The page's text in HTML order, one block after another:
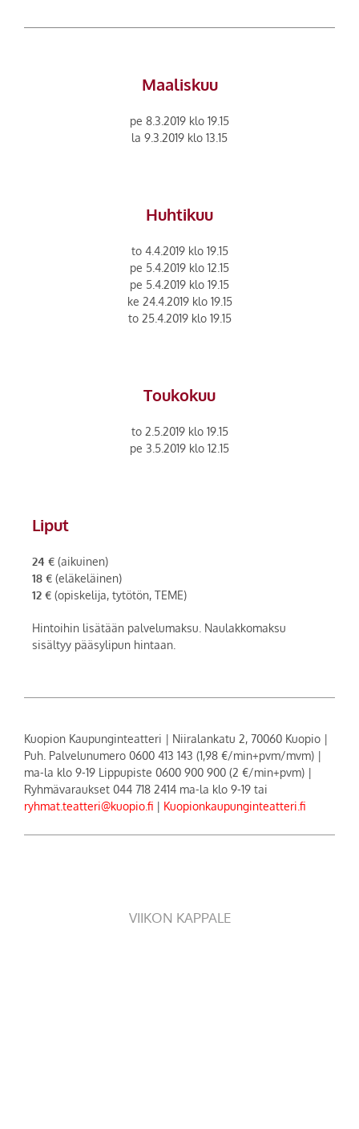
Maaliskuu
pe 8.3.2019 klo 19.15
la 9.3.2019 klo 13.15
Huhtikuu
to 4.4.2019 klo 19.15
pe 5.4.2019 klo 12.15
pe 5.4.2019 klo 19.15
ke 24.4.2019 klo 19.15
to 25.4.2019 klo 19.15
Toukokuu
to 2.5.2019 klo 19.15
pe 3.5.2019 klo 12.15
Liput
24 € (aikuinen)
18 € (eläkeläinen)
12 € (opiskelija, tytötön, TEME)
Hintoihin lisätään palvelumaksu. Naulakkomaksu
sisältyy pääsylipun hintaan.
Kuopion Kaupunginteatteri | Niiralankatu 2, 70060 Kuopio |
Puh. Palvelunumero 0600 413 143 (1,98 €/min+pvm/mvm) |
ma-la klo 9-19 Lippupiste 0600 900 900 (2 €/min+pvm) |
Ryhmävaraukset 044 718 2414 ma-la klo 9-19 tai
ryhmat.teatteri@kuopio.fi | Kuopionkaupunginteatteri.fi
VIIKON KAPPALE